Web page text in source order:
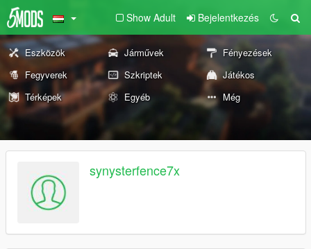
Show Adult Bejelentkezés
Eszközök Járművek
Fényezések
Fegyverek
Szkriptek
Játékos
Térképek
Egyéb Még
synysterfence7x